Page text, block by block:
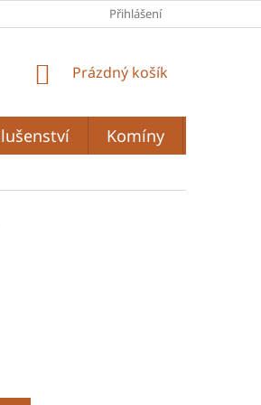
OSOBNÍCH ÚDAJŮ OBCHODNÍ
Přihlášení
NÁKUPNÍ
Prázdný košík
Komíny